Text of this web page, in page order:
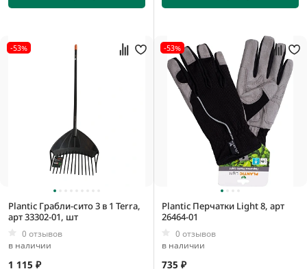
-53%
Plantic Грабли-сито 3 в 1 Terra,
арт 33302-01, шт
0 отзывов
в наличии
1 115 ₽
-53%
Plantic Перчатки Light 8, арт
26464-01
0 отзывов
в наличии
735 ₽